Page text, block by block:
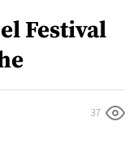
Festival
37